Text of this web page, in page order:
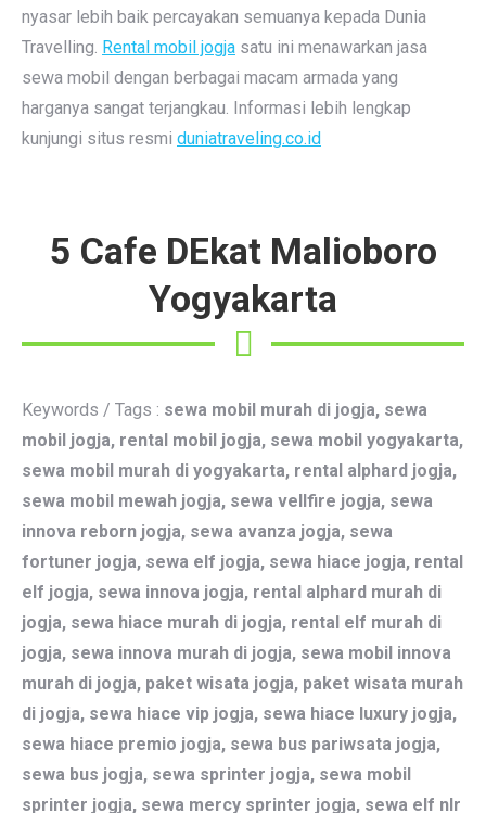
nyasar lebih baik percayakan semuanya kepada Dunia
Travelling. Rental mobil jogja satu ini menawarkan jasa
sewa mobil dengan berbagai macam armada yang
harganya sangat terjangkau. Informasi lebih lengkap
kunjungi situs resmi duniatraveling.co.id
5 Cafe DEkat Malioboro
Yogyakarta
Keywords / Tags : sewa mobil murah di jogja, sewa
mobil jogja, rental mobil jogja, sewa mobil yogyakarta,
sewa mobil murah di yogyakarta, rental alphard jogja,
sewa mobil mewah jogja, sewa vellfire jogja, sewa
innova reborn jogja, sewa avanza jogja, sewa
fortuner jogja, sewa elf jogja, sewa hiace jogja, rental
elf jogja, sewa innova jogja, rental alphard murah di
jogja, sewa hiace murah di jogja, rental elf murah di
jogja, sewa innova murah di jogja, sewa mobil innova
murah di jogja, paket wisata jogja, paket wisata murah
di jogja, sewa hiace vip jogja, sewa hiace luxury jogja,
sewa hiace premio jogja, sewa bus pariwsata jogja,
sewa bus jogja, sewa sprinter jogja, sewa mobil
sprinter jogja, sewa mercy sprinter jogja, sewa elf nlr